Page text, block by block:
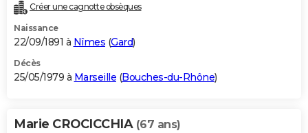
Créer une cagnotte obsèques
Naissance
22/09/1891 à Nîmes (Gard)
Décès
25/05/1979 à Marseille (Bouches-du-Rhône)
Marie CROCICCHIA (67 ans)